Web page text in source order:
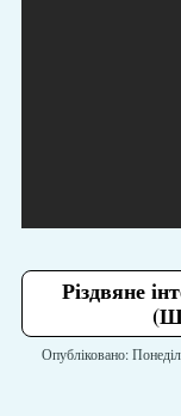
Різдвяне
Опубліковано: